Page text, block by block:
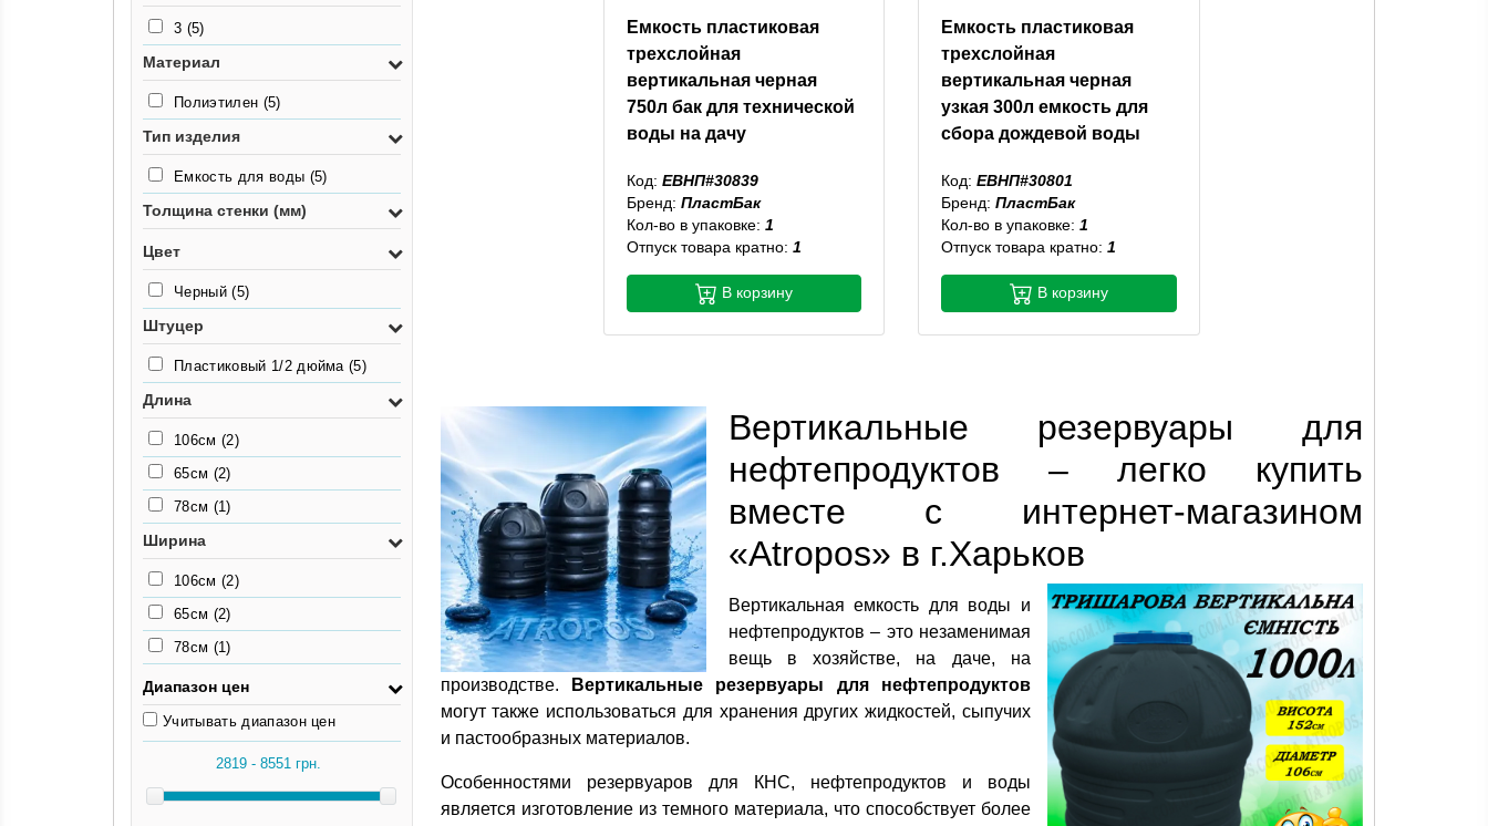
3 (5)
Материал
Полиэтилен (5)
Тип изделия
Емкость для воды (5)
Толщина стенки (мм)
Цвет
Черный(5)
Штуцер
Пластиковый 1/2 дюйма(5)
Длина
106см (2)
65см (2)
78см (1)
Ширина
106см (2)
65см (2)
78см (1)
Диапазон цен
Учитывать диапазон цен
Емкость пластиковая
трехслойная
вертикальная черная
750л бак для технической
воды на дачу
Код: ЕВНП#30839
Бренд: ПластБак
Кол-во в упаковке: 1
Отпуск товара кратно: 1
В корзину
Емкость пластиковая
трехслойная
вертикальная черная
узкая 300л емкость для
сбора дождевой воды
Код:ЕВНП#30801
Бренд:ПластБак
Кол-во в упаковке:1
Отпуск товара кратно:1
В корзину
Вертикальные резервуары для
нефтепродуктов – легко купить
вместе с интернет-магазином
«Atropos» в г.Харьков
Вертикальная емкость для воды и
нефтепродуктов – это незаменимая
вещь в хозяйстве, на даче, на
производстве.
Вертикальные резервуары для нефтепродуктов
могут также использоваться для хранения других жидкостей, сыпучих
и пастообразных материалов.
Особенностями резервуаров для КНС, нефтепродуктов и воды
является изготовление из темного материала, что способствует более